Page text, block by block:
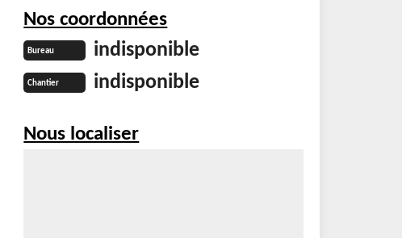
Nos coordonnées
Bureau indisponible
Chantier indisponible
Nous localiser